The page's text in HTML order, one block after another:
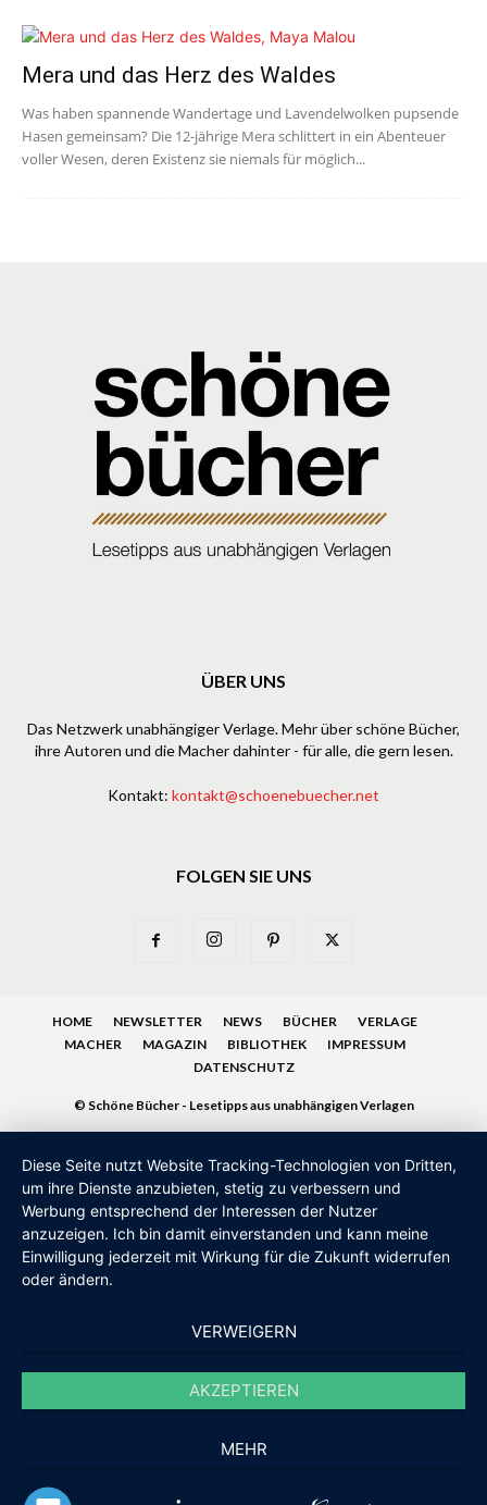
Mera und das Herz des Waldes
Was haben spannende Wandertage und Lavendelwolken pupsende
Hasen gemeinsam? Die 12-jährige Mera schlittert in ein Abenteuer
voller Wesen, deren Existenz sie niemals für möglich...
ÜBER UNS
Das Netzwerk unabhängiger Verlage. Mehr über schöne Bücher,
ihre Autoren und die Macher dahinter - für alle, die gern lesen.
Kontakt: kontakt@schoenebuecher.net
FOLGEN SIE UNS
HOME NEWSLETTER NEWS BÜCHER
VERLAGE
MACHER
MAGAZIN BIBLIOTHEK
IMPRESSUM
DATENSCHUTZ
© Schöne Bücher - Lesetipps aus unabhängigen Verlagen
Diese Seite nutzt Website Tracking-Technologien von Dritten,
um ihre Dienste anzubieten, stetig zu verbessern und
Werbung entsprechend der Interessen der Nutzer
anzuzeigen. Ich bin damit einverstanden und kann meine
Einwilligung jederzeit mit Wirkung für die Zukunft widerrufen
oder ändern.
VERWEIGERN
AKZEPTIEREN
MEHR